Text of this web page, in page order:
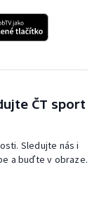
ČT sport
Sledujte nás i
a buďte v obraze.